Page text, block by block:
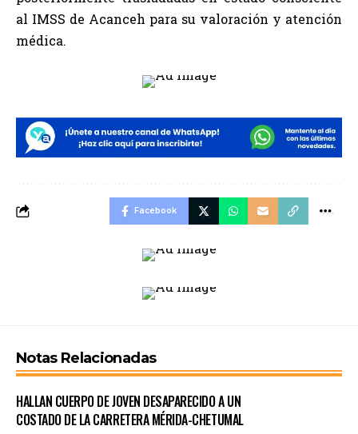
al IMSS de Acanceh para su valoración y atención
médica.
Facebook
Notas Relacionadas
HALLAN CUERPO DE JOVEN DESAPARECIDO A UN
COSTADO DE LA CARRETERA MÉRIDA-CHETUMAL